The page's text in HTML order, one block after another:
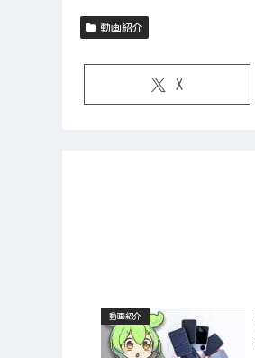
動画紹介
X
動画紹介